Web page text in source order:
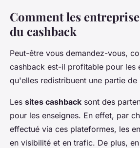
Comment les
du cashback
Peut-être vous demandez-vous,
cashback est-il profitable pour les
qu'elles redistribuent une partie de
Les sites cashback sont des
pour les enseignes. En effet, par
effectué via ces plateformes, les
en visibilité et en trafic. De plus,